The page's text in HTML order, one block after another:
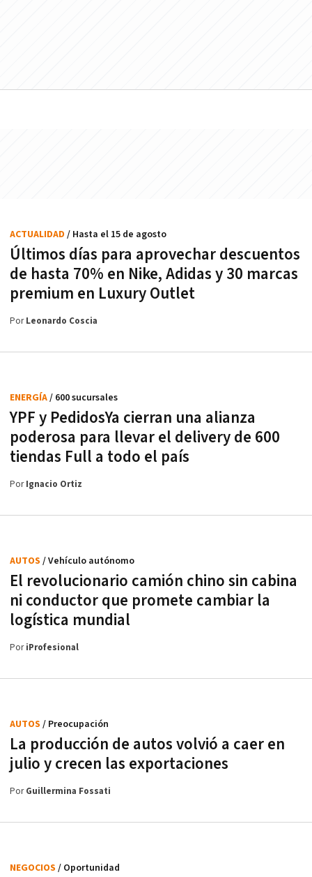
Últimos días para aprovechar descuentos
de hasta 70% en Nike, Adidas y 30 marcas
premium en Luxury Outlet
ACTUALIDAD / Hasta el 15 de agosto
PorLeonardo Coscia
YPF y PedidosYa cierran una alianza
poderosa para llevar el delivery de 600
tiendas Full a todo el país
ENERGÍA/ 600 sucursales
PorIgnacio Ortiz
El revolucionario camión chino sin cabina
ni conductor que promete cambiar la
logística mundial
AUTOS / Vehículo autónomo
PoriProfesional
La producción de autos volvió a caer en
julio y crecen las exportaciones
AUTOS / Preocupación
PorGuillermina Fossati
NEGOCIOS / Oportunidad